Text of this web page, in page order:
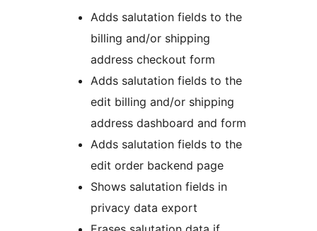
Adds salutation fields to the
billing and/or shipping
address checkout form
Adds salutation fields to the
edit billing and/or shipping
address dashboard and form
Adds salutation fields to the
edit order backend page
Shows salutation fields in
privacy data export